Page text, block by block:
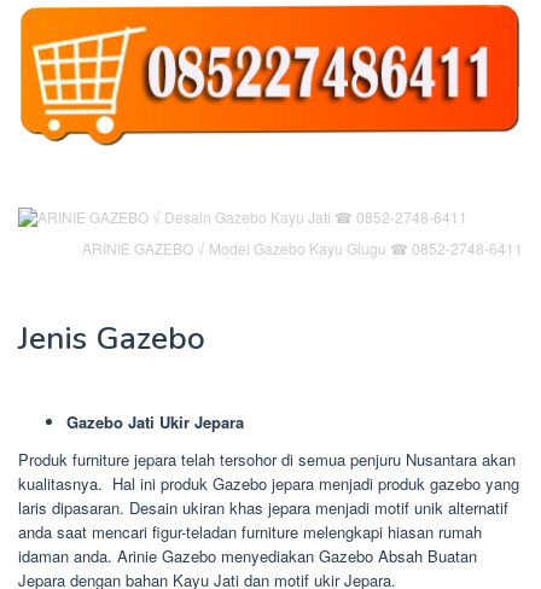
ARINIE GAZEBO √ Model Gazebo Kayu Glugu ☎ 0852-2748-6411
Jenis Gazebo
Gazebo Jati Ukir Jepara
Produk furniture jepara telah tersohor di semua penjuru Nusantara akan
kualitasnya. Hal ini produk Gazebo jepara menjadi produk gazebo yang
laris dipasaran. Desain ukiran khas jepara menjadi motif unik alternatif
anda saat mencari figur-teladan furniture melengkapi hiasan rumah
idaman anda. Arinie Gazebo menyediakan Gazebo Absah Buatan
Jepara dengan bahan Kayu Jati dan motif ukir Jepara.